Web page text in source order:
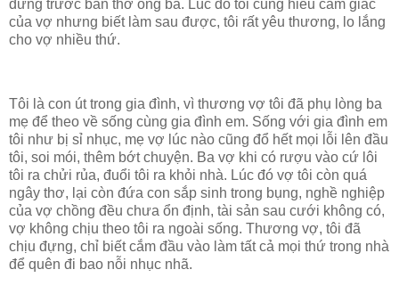
đứng trước bàn thờ ông bà. Lúc đó tôi cũng hiểu cảm giác
của vợ nhưng biết làm sau được, tôi rất yêu thương, lo lắng
cho vợ nhiều thứ.
Tôi là con út trong gia đình, vì thương vợ tôi đã phụ lòng ba
mẹ để theo về sống cùng gia đình em. Sống với gia đình em
tôi như bị sỉ nhục, mẹ vợ lúc nào cũng đổ hết mọi lỗi lên đầu
tôi, soi mói, thêm bớt chuyện. Ba vợ khi có rượu vào cứ lôi
tôi ra chửi rủa, đuổi tôi ra khỏi nhà. Lúc đó vợ tôi còn quá
ngây thơ, lại còn đứa con sắp sinh trong bụng, nghề nghiệp
của vợ chồng đều chưa ổn định, tài sản sau cưới không có,
vợ không chịu theo tôi ra ngoài sống. Thương vợ, tôi đã
chịu đựng, chỉ biết cắm đầu vào làm tất cả mọi thứ trong nhà
để quên đi bao nỗi nhục nhã.